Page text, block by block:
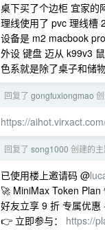
桌下买了个边柜 宜家的
理线使用了 pvc 理线槽
设备是 m2 macbook
外设 键盘 迈从 k99v3
色系就是除了桌子和储
回复了 gongfuxiongmao
https://
回复了 song1000 创建的
已使用楼上邀请码 @
🚀 MiniMax Token Plan
好友立享 9 折 专属优惠
👉 立即参与： https://